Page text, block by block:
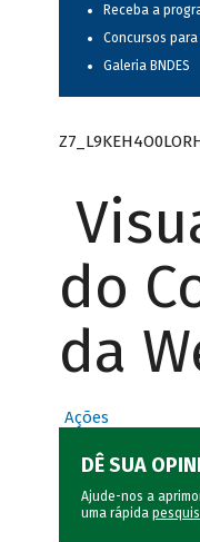
Receba a
Concursos
Galeria BNDES
do
da
Ações
DÊ SUA
Ajude-nos a
uma rápida